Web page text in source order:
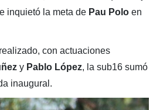
inquietó la meta de Pau Poloen
con actuaciones
y Pablo López, la sub16 sumó
inaugural.